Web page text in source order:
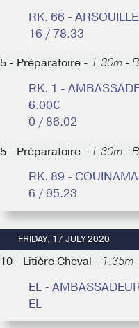
RK. 66 -
16 / 78.33
5 - Préparatoire - 1.30m -
RK. 1 -
6.00€
0 / 86.02
5 - Préparatoire - 1.30m -
RK. 89 -
6 / 95.23
FRIDAY, 17 JULY 2020
10 - Litière Cheval - 1.35m
EL -
EL